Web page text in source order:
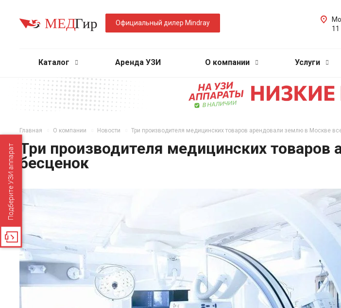
Официальный дилер Mindray
11
Каталог Аренда УЗИ О компании Услуги
Главная О компании Новости Три производителя медицинских товаров арендовали землю в Москве
Три производителя медицинских
бесценок
Подберите УЗИ аппарат